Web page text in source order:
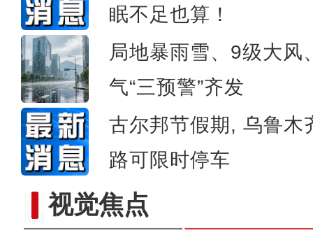
眠不足也算！
局地暴雨雪、9级大风
气“三预警”齐发
古尔邦节假期, 乌鲁木
路可限时停车
视觉焦点万余台现代农机亮相新疆国